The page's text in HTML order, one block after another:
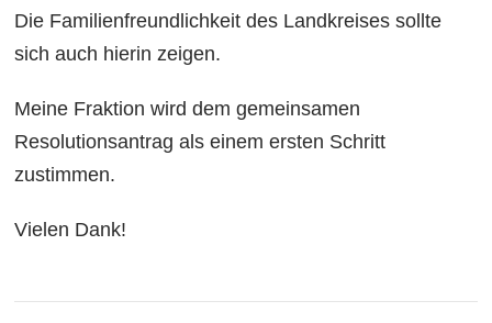
Die Familienfreundlichkeit des Landkreises sollte
sich auch hierin zeigen.
Meine Fraktion wird dem gemeinsamen
Resolutionsantrag als einem ersten Schritt
zustimmen.
Vielen Dank!